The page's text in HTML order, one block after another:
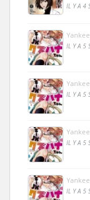
IL Y A 4
IL Y A 5
IL Y A 5
IL Y A 5
IL Y A 5